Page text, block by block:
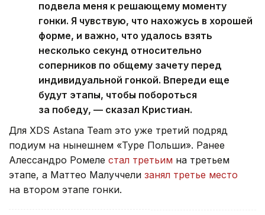
подвела меня к решающему моменту
гонки. Я чувствую, что нахожусь в хорошей
форме, и важно, что удалось взять
несколько секунд относительно
соперников по общему зачету перед
индивидуальной гонкой. Впереди еще
будут этапы, чтобы побороться
за победу, — сказал Кристиан.
Для XDS Astana Team это уже третий подряд
подиум на нынешнем «Туре Польши». Ранее
Алессандро Ромеле стал третьим на третьем
этапе, а Маттео Малуччели занял третье место
на втором этапе гонки.